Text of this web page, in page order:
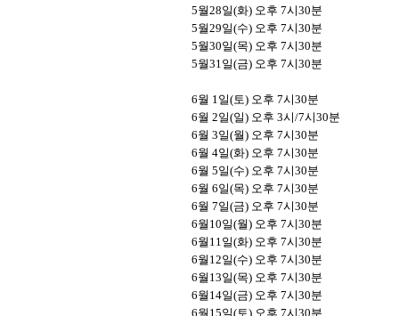
5월28일(화) 오후 7시30분
5월29일(수) 오후 7시30분
5월30일(목) 오후 7시30분
5월31일(금) 오후 7시30분
6월 1일(토) 오후 7시30분
6월 2일(일) 오후 3시/7시30분
6월 3일(월) 오후 7시30분
6월 4일(화) 오후 7시30분
6월 5일(수) 오후 7시30분
6월 6일(목) 오후 7시30분
6월 7일(금) 오후 7시30분
6월 10일(월) 오후 7시30분
6월 11일(화) 오후 7시30분
6월 12일(수) 오후 7시30분
6월 13일(목) 오후 7시30분
6월 14일(금) 오후 7시30분
6월 15일(토) 오후 7시30분